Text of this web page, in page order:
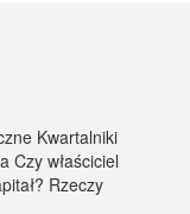
Kwartalniki
Czy właściciel
Rzeczy